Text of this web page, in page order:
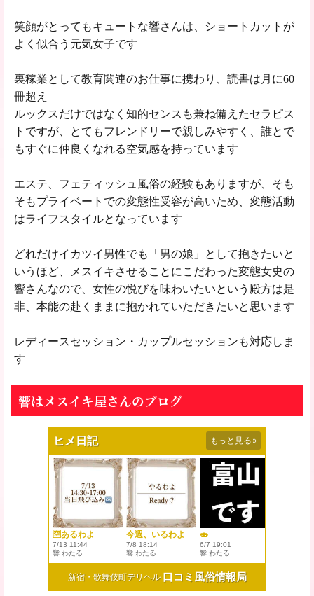
笑顔がとってもキュートな響さんは、ショートカットが
よく似合う元気女子です
裏稼業として教育関連のお仕事に携わり、読書は月に60
冊超え
ルックスだけではなく知的センスも兼ね備えたセラピス
トですが、とてもフレンドリーで親しみやすく、誰とで
もすぐに仲良くなれる空気感を持っています
エステ、フェティッシュ風俗の経験もありますが、そも
そもプライベートでの変態性受容が高いため、変態活動
はライフスタイルとなっています
どれだけイカツイ男性でも「男の娘」として抱きたいと
いうほど、メスイキさせることにこだわった変態女史の
響さんなので、女性の悦びを味わいたいという殿方は是
非、本能の赴くままに抱かれていただきたいと思います
レディースセッション・カップルセッションも対応しま
す
響はメスイキ屋さんのブログ
ヒメ日記 もっと見る »
新宿・歌舞伎町デリヘル 口コミ風俗情報局